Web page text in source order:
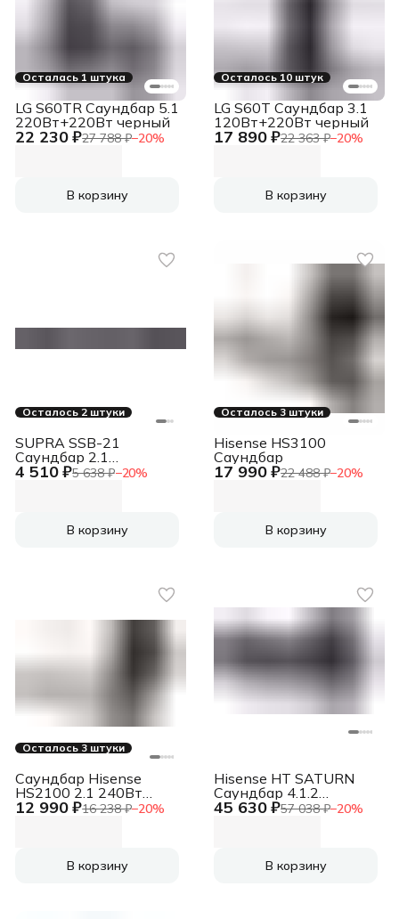
Осталась 1 штука
22 230 ₽27 788 ₽−20%
LG S60TR Саундбар 5.1
220Вт+220Вт черный
В корзину
Осталось 10 штук
17 890 ₽22 363 ₽−20%
LG S60T Саундбар 3.1
120Вт+220Вт черный
В корзину
Осталось 2 штуки
4 510 ₽5 638 ₽−20%
SUPRA SSB-21
Саундбар 2.1
40Вт+60Вт черный
В корзину
Осталось 3 штуки
17 990 ₽22 488 ₽−20%
Hisense HS3100
Саундбар
В корзину
Осталось 3 штуки
12 990 ₽16 238 ₽−20%
Саундбар Hisense
HS2100 2.1 240Вт
черный
В корзину
45 630 ₽57 038 ₽−20%
Hisense HT SATURN
Саундбар 4.1.2
720Вт+240Вт черный
В корзину